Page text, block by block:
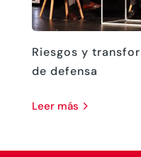
Riesgos y
de defensa
leer más